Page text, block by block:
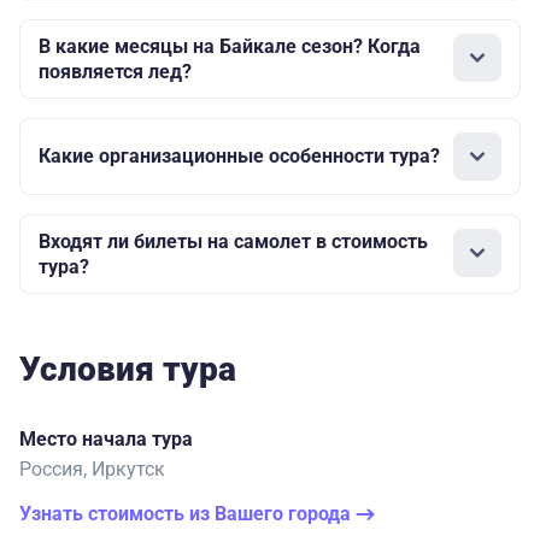
В какие месяцы на Байкале сезон? Когда
появляется лед?
Какие организационные особенности тура?
Входят ли билеты на самолет в стоимость
тура?
Условия тура
Место начала тура
Россия, Иркутск
Узнать стоимость из Вашего города